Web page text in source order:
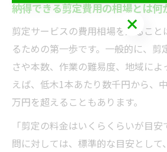
納得できる剪定費用の相場とは何
剪定サービスの費用相場を知るこ
るための第一歩です。一般的に、剪
さや本数、作業の難易度、地域によ
えば、低木1本あたり数千円から、
万円を超えることもあります。
「剪定の料金はいくらくらいが目
問に対しては、標準的な目安として
お問い合わせはこち